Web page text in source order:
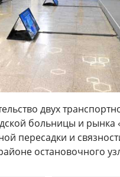
двух
больницы и
пересадки и
остановочного